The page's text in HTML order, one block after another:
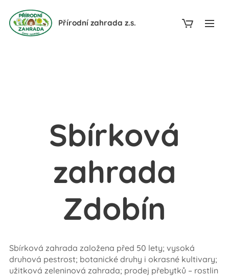
Přírodní zahrada z.s.
Sbírková
zahrada
Zdobín
Sbírková zahrada založena před 50 lety; vysoká
druhová pestrost; botanické druhy i okrasné kultivary;
užitková zeleninová zahrada; prodej přebytků – rostlin